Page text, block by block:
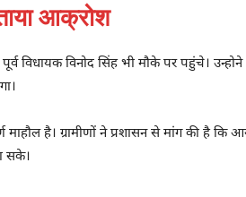
आक्रोश
विधायक विनोद सिंह भी मौके पर पहुंचे।
माहौल है। ग्रामीणों ने प्रशासन से मांग की है
सके।